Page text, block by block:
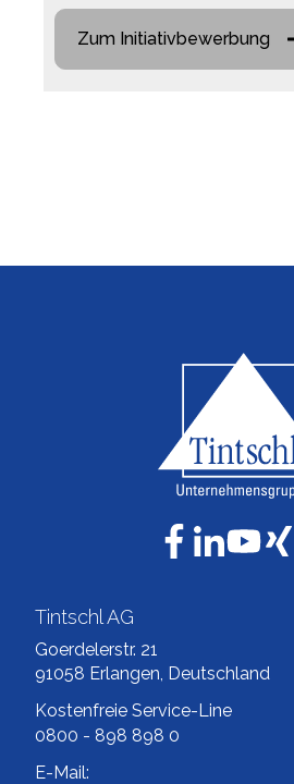
Zum Initiativbewerbung
Tintschl AG
Goerdelerstr. 21
91058 Erlangen, Deutschland
Kostenfreie Service-Line
0800 - 898 898 0
E-Mail: